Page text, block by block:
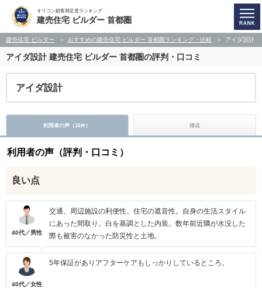
オリコン顧客満足度ランキング
建売住宅 ビルダー 首都圏
建売住宅 ビルダー おすすめの建売住宅 ビルダー 首都圏ランキング・比較 アイダ設計
アイダ設計 建売住宅 ビルダー 首都圏の評判・口コミ
アイダ設計
利用者の声（16件） 得点
利用者の声（評判・口コミ）
良い点
40代／男性
交通、周辺施設の利便性。住宅の遮音性。自身の生活スタイル
にあった間取り。白を基調とした内装。数年前近隣が水没した
際も被害のなかった防災性と土地。
40代／女性
5年保証がありアフターケアもしっかりしているところ。